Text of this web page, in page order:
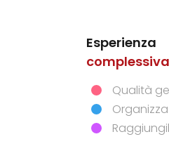
Esperienza
complessiva
Qualità